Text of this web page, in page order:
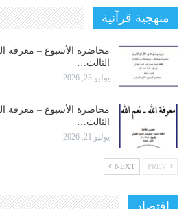
منهجية قرآنية
محاضرة الأسبوع – معرفة
الثالث…
يوليو 23, 2026
محاضرة الأسبوع – معرفة
الثالث…
يوليو 21, 2026
NEXT
اقتصاد